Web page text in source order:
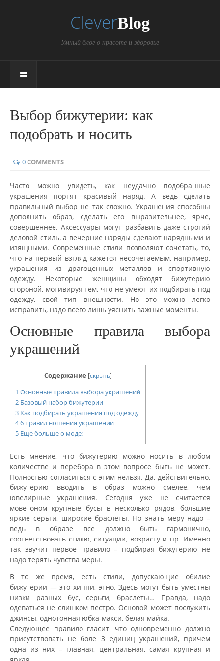
CleverBlog
Умный блог о красоте и здоровье
Выбор бижутерии: как
подобрать и носить
0 COMMENTS
Часто можно увидеть, как неудачно подобранные
украшения портят красивый наряд. А ведь сделать
правильный выбор не так сложно. Украшения способны
дополнить образ, сделать его выразительнее, ярче,
совершеннее. Аксессуары могут разбавить даже строгий
деловой стиль, а вечерние наряды сделают нарядными и
изящными. Современные стили позволяют сочетать, то,
что на первый взгляд кажется несочетаемым, например,
украшения из драгоценных металлов и спортивную
одежду. Некоторые женщины обходят бижутерию
стороной, мотивируя тем, что не умеют их подбирать под
одежду, свой тип внешности. Но это можно легко
исправить, надо всего лишь уяснить важные моменты.
Основные правила выбора
украшений
Содержание [скрыть]
1 Основные правила выбора украшений
2 Базовый набор бижутерии
3 Как подбирать украшения под одежду
46 правил ношения украшений
5 Еще больше о моде:
Есть мнение, что бижутерию можно носить в любом
количестве и перебора в этом вопросе быть не может.
Полностью согласиться с этим нельзя. Да, действительно,
бижутерию вводить в образ можно смелее, чем
ювелирные украшения. Сегодня уже не считается
моветоном крупные бусы в несколько рядов, большие
яркие серьги, широкие браслеты. Но знать меру надо –
ведь в образе все должно быть гармонично,
соответствовать стилю, ситуации, возрасту и пр. Именно
так звучит первое правило – подбирая бижутерию не
надо терять чувства меры.
В то же время, есть стили, допускающие обилие
бижутерии — это хиппи, этно. Здесь могут быть уместны
низки разных бус, серьги, браслеты… Правда, надо
одеваться не слишком пестро. Основой может послужить
джинсы, однотонная юбка-макси, белая майка.
Следующее правило гласит, что одновременно должно
присутствовать не боле 3 единиц украшений, причем
одна из них – главная, центральная, самая крупная и